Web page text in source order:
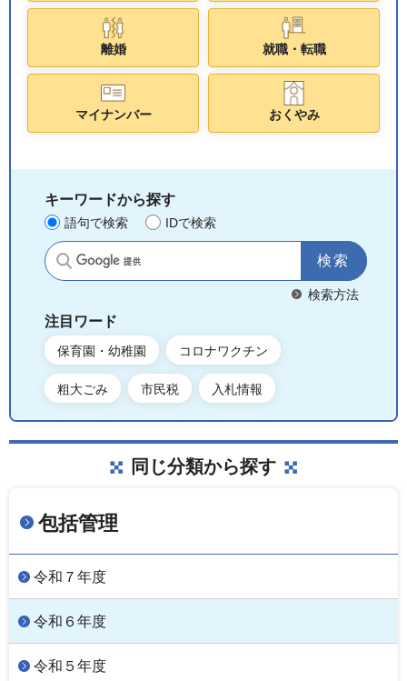
離婚 就職・転職
マイナンバー おくやみ
キーワードから探す
語句で検索 IDで検索
サイト内検索
検索方法
注目ワード
保育園・幼稚園 コロナワクチン
粗大ごみ 市民税 入札情報
同じ分類から探す
包括管理
令和７年度
令和６年度
令和５年度